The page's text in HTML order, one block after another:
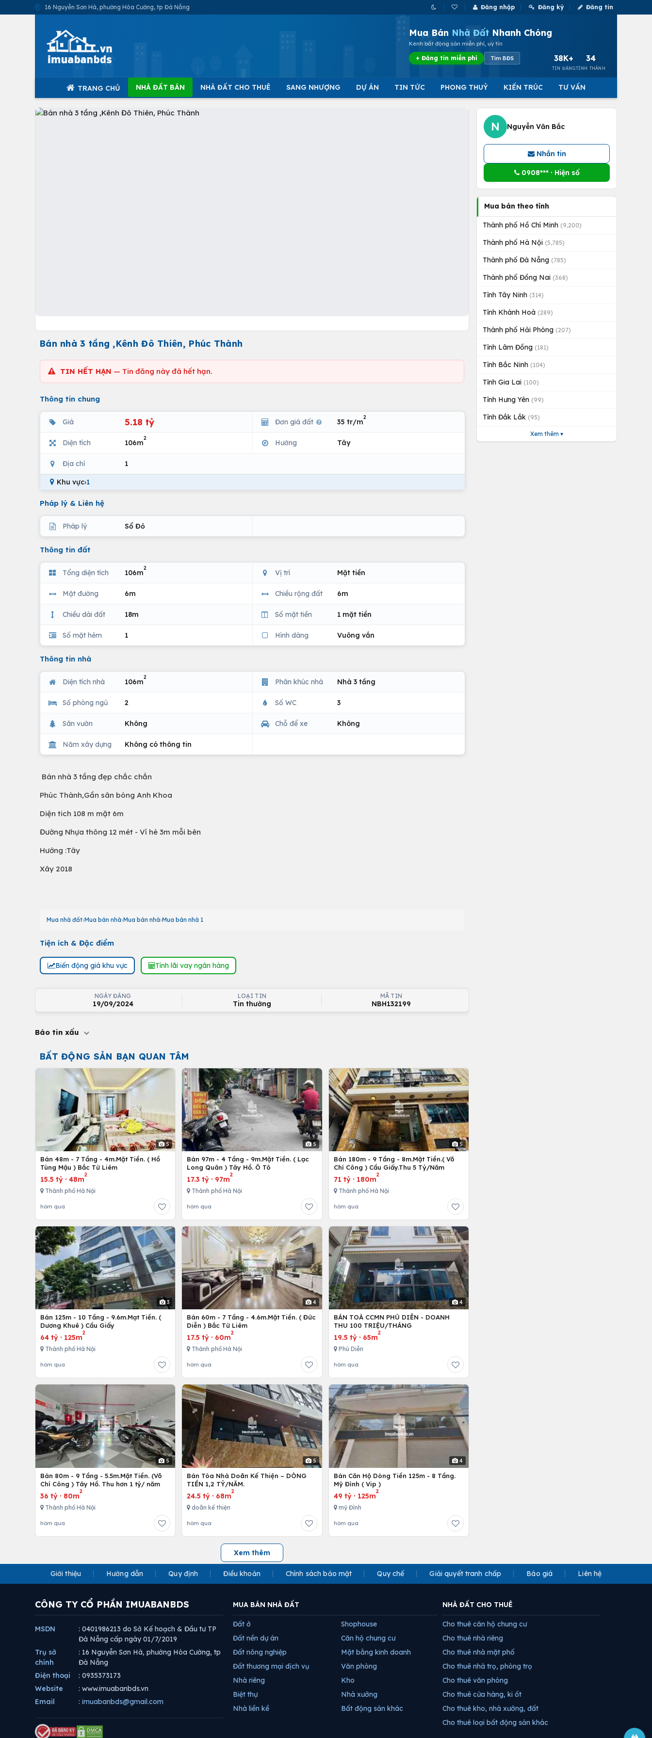
16 Nguyễn Sơn Hà, phường Hòa Cường, tp Đà Nẵng Đăng nhập Đăng ký Đăng tin
Mua Bán Nhà Đất Nhanh Chóng
Kênh bất động sản miễn phí, uy tín
+ Đăng tin miễn phí Tìm BĐS 38K+
TIN ĐĂNG
34
TỈNH THÀNH
TRANG CHỦ NHÀ ĐẤT BÁN NHÀ ĐẤT CHO THUÊ SANG NHƯỢNG DỰ ÁN TIN TỨC PHONG THUỶ KIẾN TRÚC TƯ VẤN
Bán nhà 3 tầng ,Kênh Đô Thiên, Phúc Thành
TIN HẾT HẠN — Tin đăng này đã hết hạn.
Thông tin chung
Giá 5.18 tỷ Đơn giá đất 35 tr/m
2
Diện tích 106m
2
Hướng Tây
Địa chỉ 1
Khu vực›1
Pháp lý & Liên hệ
Pháp lý Sổ Đỏ
Thông tin đất
Tổng diện tích 106m
2
Vị trí Mặt tiền
Mặt đường 6m Chiều rộng đất 6m
Chiều dài đất 18m Số mặt tiền 1 mặt tiền
Số mặt hẻm 1 Hình dáng Vuông vắn
Thông tin nhà
Diện tích nhà 106m
2
Phân khúc nhà Nhà 3 tầng
Số phòng ngủ 2 Số WC 3
Sân vườn Không Chỗ để xe Không
Năm xây dựng Không có thông tin
Bán nhà 3 tầng đẹp chắc chắn
Phúc Thành,Gần sân bóng Anh Khoa
Diện tich 108 m mặt 6m
Đường Nhựa thông 12 mét - Vỉ hè 3m mỗi bên
Hướng :Tây
Xây 2018
Mua nhà đất Mua bán nhà Mua bán nhà Mua bán nhà 1
Tiện ích & Đặc điểm
Biến động giá khu vực Tính lãi vay ngân hàng
NGÀY ĐĂNG
19/09/2024
LOẠI TIN
Tin thường
MÃ TIN
NBH132199
Báo tin xấu
BẤT ĐỘNG SẢN BẠN QUAN TÂM
5
Bán 48m - 7 Tầng - 4m.Mặt Tiền. ( Hồ
Tùng Mậu ) Bắc Từ Liêm
15.5 tỷ · 48m
2
Thành phố Hà Nội
hôm qua
5
Bán 97m - 4 Tầng - 9m.Mặt Tiền. ( Lạc
Long Quân ) Tây Hồ. Ô Tô
17.3 tỷ · 97m
2
Thành phố Hà Nội
hôm qua
5
Bán 180m - 9 Tầng - 8m.Mặt Tiền.( Võ
Chí Công ) Cầu Giấy.Thu 5 Tỷ/Năm
71 tỷ· 180m
2
Thành phố Hà Nội
hôm qua
3
Bán 125m - 10 Tầng - 9.6m.Mạt Tiền. (
Dương Khuê ) Cầu Giấy
64 tỷ · 125m
2
Thành phố Hà Nội
hôm qua
4
Bán 60m - 7 Tầng - 4.6m.Mặt Tiền. ( Đức
Diễn ) Bắc Từ Liêm
17.5 tỷ · 60m
2
Thành phố Hà Nội
hôm qua
4
BÁN TOÀ CCMN PHÚ DIỄN - DOANH
THU 100 TRIỆU/THÁNG
19.5 tỷ· 65m
2
Phú Diễn
hôm qua
5
Bán 80m - 9 Tầng - 5.5m.Mặt Tiền. (Võ
Chí Công ) Tây Hồ. Thu hơn 1 tỷ/ năm
36 tỷ · 80m
2
Thành phố Hà Nội
hôm qua
5
Bán Tòa Nhà Doãn Kế Thiện – DÒNG
TIỀN 1,2 TỶ/NĂM.
24.5 tỷ · 68m
2
doãn kế thiện
hôm qua
4
Bán Căn Hộ Dòng Tiền 125m - 8 Tầng.
Mỹ Đình ( Vip )
49 tỷ· 125m
2
mỹ Đình
hôm qua
Xem thêm
N Nguyễn Văn Bắc
Nhắn tin
0908*** · Hiện số
Mua bán theo tỉnh
Thành phố Hồ Chí Minh (9,200)
Thành phố Hà Nội (5,785)
Thành phố Đà Nẵng (785)
Thành phố Đồng Nai (368)
Tỉnh Tây Ninh (314)
Tỉnh Khánh Hoà (289)
Thành phố Hải Phòng (207)
Tỉnh Lâm Đồng (181)
Tỉnh Bắc Ninh (104)
Tỉnh Gia Lai (100)
Tỉnh Hưng Yên (99)
Tỉnh Đắk Lắk (95)
Xem thêm ▾
Giới thiệu Hướng dẫn Quy định Điều khoản Chính sách bảo mật Quy chế Giải quyết tranh chấp Báo giá Liên hệ
CÔNG TY CỔ PHẦN IMUABANBDS
MSDN
: 0401986213 do Sở Kế hoạch & Đầu tư TP
Đà Nẵng cấp ngày 01/7/2019
Trụ sở
chính
: 16 Nguyễn Sơn Hà, phường Hòa Cường, tp
Đà Nẵng
Điện thoại
: 0935373173
Website
: www.imuabanbds.vn
Email
: imuabanbds@gmail.com
MUA BÁN NHÀ ĐẤT
Đất ở
Đất nền dự án
Đất nông nghiệp
Đất thương mại dịch vụ
Nhà riêng
Biệt thự
Nhà liền kề
Shophouse
Căn hộ chung cư
Mặt bằng kinh doanh
Văn phòng
Kho
Nhà xưởng
Bất động sản khác
NHÀ ĐẤT CHO THUÊ
Cho thuê căn hộ chung cư
Cho thuê nhà riêng
Cho thuê nhà mặt phố
Cho thuê nhà trọ, phòng trọ
Cho thuê văn phòng
Cho thuê cửa hàng, ki ốt
Cho thuê kho, nhà xưởng, đất
Cho thuê loại bất động sản khác